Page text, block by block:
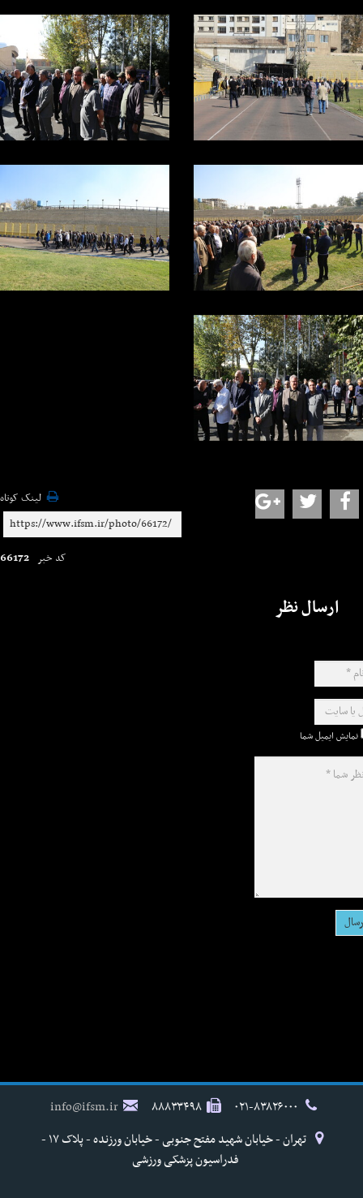
لینک کوتاه
کد خبر 66172
ارسال نظر
نمایش ایمیل شما
۸۸۸۳۳۴۹۸
info@ifsm.ir
تهران - خیابان شهید مفتح جنوبی - خیابان ورزنده - پلاک ۱۷ -
فدراسیون پزشکی ورزشی